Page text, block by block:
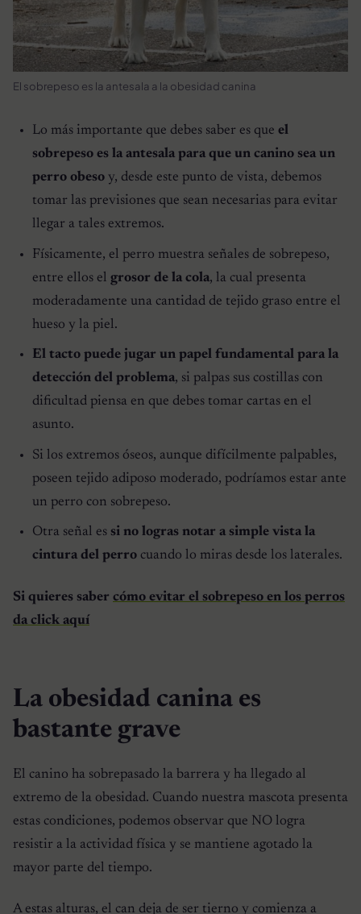
El sobrepeso es la antesala a la obesidad canina
Lo más importante que debes saber es que el
sobrepeso es la antesala para que un canino sea un
perro obeso y, desde este punto de vista, debemos
tomar las previsiones que sean necesarias para evitar
llegar a tales extremos.
Físicamente, el perro muestra señales de sobrepeso,
entre ellos el grosor de la cola, la cual presenta
moderadamente una cantidad de tejido graso entre el
hueso y la piel.
El tacto puede jugar un papel fundamental para la
detección del problema, si palpas sus costillas con
dificultad piensa en que debes tomar cartas en el
asunto.
Si los extremos óseos, aunque difícilmente palpables,
poseen tejido adiposo moderado, podríamos estar ante
un perro con sobrepeso.
Otra señal es si no logras notar a simple vista la
cintura del perro cuando lo miras desde los laterales.
Si quieres saber cómo evitar el sobrepeso en los perros
da click aquí
La obesidad canina es
bastante grave
El canino ha sobrepasado la barrera y ha llegado al
extremo de la obesidad. Cuando nuestra mascota presenta
estas condiciones, podemos observar que NO logra
resistir a la actividad física y se mantiene agotado la
mayor parte del tiempo.
A estas alturas, el can deja de ser tierno y comienza a